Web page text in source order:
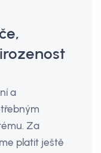
a
Za
platit ještě